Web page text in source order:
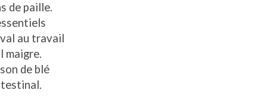
de paille.
au travail
maigre.
de blé